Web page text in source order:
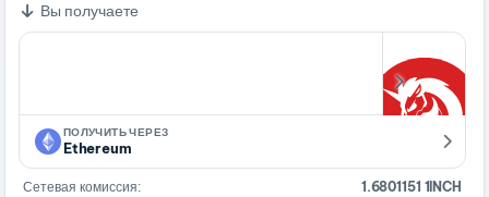
Вы получаете
ПОЛУЧИТЬ ЧЕРЕЗ
Ethereum
Сетевая комиссия: 1.6801151 1INCH